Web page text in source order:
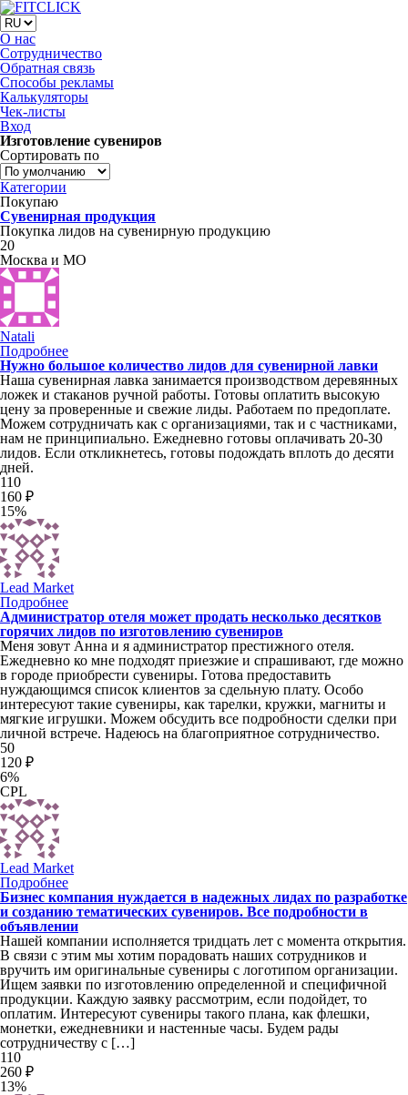
О нас
Сотрудничество
Обратная связь
Способы рекламы
Калькуляторы
Чек-листы
Вход
Изготовление сувениров
Сортировать по
Категории
Покупаю
Сувенирная продукция
Покупка лидов на сувенирную продукцию
20
Москва и МО
Natali
Подробнее
Нужно большое количество лидов для сувенирной лавки
Наша сувенирная лавка занимается производством деревянных
ложек и стаканов ручной работы. Готовы оплатить высокую
цену за проверенные и свежие лиды. Работаем по предоплате.
Можем сотрудничать как с организациями, так и с частниками,
нам не принципиально. Ежедневно готовы оплачивать 20-30
лидов. Если откликнетесь, готовы подождать вплоть до десяти
дней.
110
160 ₽
15%
Lead Market
Подробнее
Администратор отеля может продать несколько десятков
горячих лидов по изготовлению сувениров
Меня зовут Анна и я администратор престижного отеля.
Ежедневно ко мне подходят приезжие и спрашивают, где можно
в городе приобрести сувениры. Готова предоставить
нуждающимся список клиентов за сдельную плату. Особо
интересуют такие сувениры, как тарелки, кружки, магниты и
мягкие игрушки. Можем обсудить все подробности сделки при
личной встрече. Надеюсь на благоприятное сотрудничество.
50
120 ₽
6%
CPL
Lead Market
Подробнее
Бизнес компания нуждается в надежных лидах по разработке
и созданию тематических сувениров. Все подробности в
объявлении
Нашей компании исполняется тридцать лет с момента открытия.
В связи с этим мы хотим порадовать наших сотрудников и
вручить им оригинальные сувениры с логотипом организации.
Ищем заявки по изготовлению определенной и специфичной
продукции. Каждую заявку рассмотрим, если подойдет, то
оплатим. Интересуют сувениры такого плана, как флешки,
монетки, ежедневники и настенные часы. Будем рады
сотрудничеству с […]
110
260 ₽
13%